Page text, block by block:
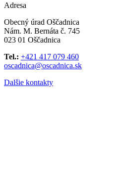
Adresa
Obecný úrad Oščadnica
Nám. M. Bernáta č. 745
023 01 Oščadnica
Tel.: +421 417 079 460
oscadnica@oscadnica.sk
Dalšie kontakty